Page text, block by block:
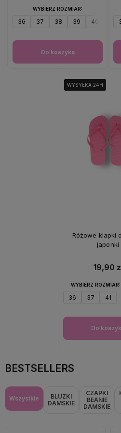
WYBIERZ ROZMIAR:
36 37 38 39 40
Do koszyka
WYSYŁKA 24H
WYSYŁKA 24H
WYSYŁKA 24H
Różowe klapki
japonki
19,90
WYBIERZ ROZMIAR:
36 37 41
Do
BESTSELLERS
Wszystkie
BLUZKI
DAMSKIE
CZAPKI
BEANIE
DAMSKIE